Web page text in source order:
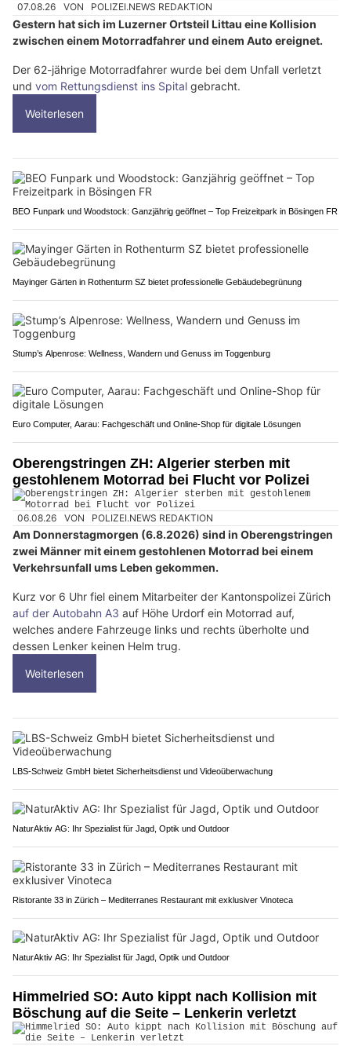
07.08.26 VON POLIZEI.NEWS REDAKTION
Gestern hat sich im Luzerner Ortsteil Littau eine Kollision
zwischen einem Motorradfahrer und einem Auto ereignet.
Der 62-jährige Motorradfahrer wurde bei dem Unfall verletzt
und vom Rettungsdienst ins Spital gebracht.
Weiterlesen
BEO Funpark und Woodstock: Ganzjährig geöffnet – Top Freizeitpark in Bösingen FR
Mayinger Gärten in Rothenturm SZ bietet professionelle Gebäudebegrünung
Stump’s Alpenrose: Wellness, Wandern und Genuss im Toggenburg
Euro Computer, Aarau: Fachgeschäft und Online-Shop für digitale Lösungen
Oberengstringen ZH: Algerier sterben mit
gestohlenem Motorrad bei Flucht vor Polizei
06.08.26 VON POLIZEI.NEWS REDAKTION
Am Donnerstagmorgen (6.8.2026) sind in Oberengstringen
zwei Männer mit einem gestohlenen Motorrad bei einem
Verkehrsunfall ums Leben gekommen.
Kurz vor 6 Uhr fiel einem Mitarbeiter der Kantonspolizei Zürich
auf der Autobahn A3 auf Höhe Urdorf ein Motorrad auf,
welches andere Fahrzeuge links und rechts überholte und
dessen Lenker keinen Helm trug.
Weiterlesen
LBS-Schweiz GmbH bietet Sicherheitsdienst und Videoüberwachung
NaturAktiv AG: Ihr Spezialist für Jagd, Optik und Outdoor
Ristorante 33 in Zürich – Mediterranes Restaurant mit exklusiver Vinoteca
NaturAktiv AG: Ihr Spezialist für Jagd, Optik und Outdoor
Himmelried SO: Auto kippt nach Kollision mit
Böschung auf die Seite – Lenkerin verletzt